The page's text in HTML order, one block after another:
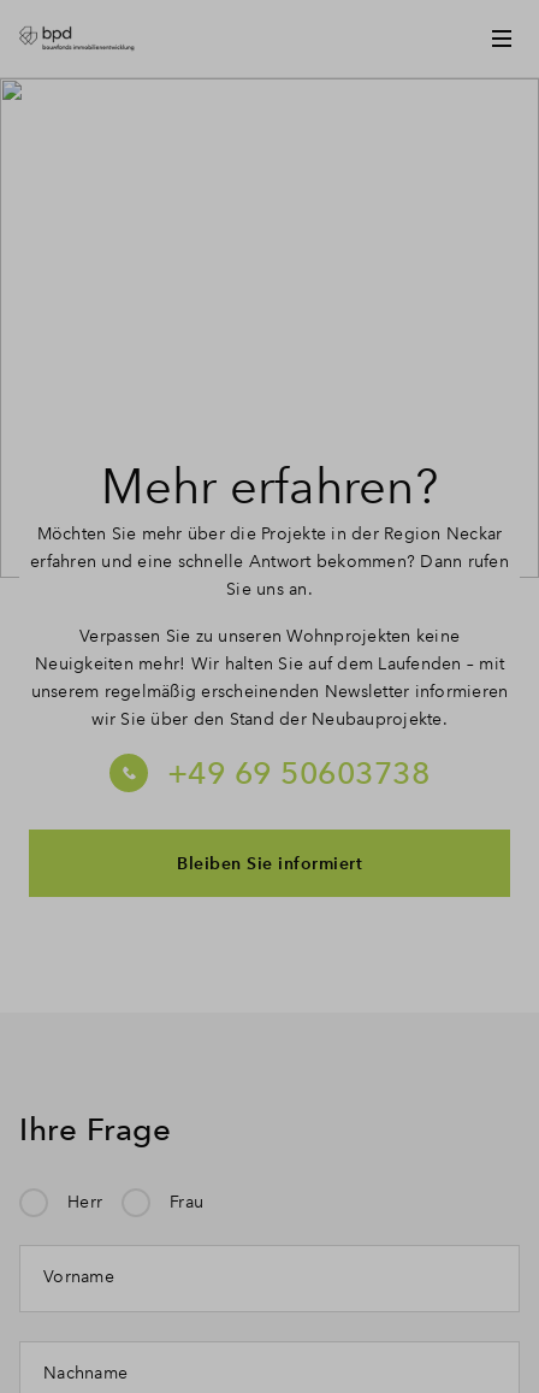
Mehr erfahren?
Möchten Sie mehr über die Projekte in der Region Neckar
erfahren und eine schnelle Antwort bekommen? Dann rufen
Sie uns an.
Verpassen Sie zu unseren Wohnprojekten keine
Neuigkeiten mehr! Wir halten Sie auf dem Laufenden – mit
unserem regelmäßig erscheinenden Newsletter informieren
wir Sie über den Stand der Neubauprojekte.
+49 69 50603738
Bleiben Sie informiert
Ihre Frage
Herr Frau
Vorname
Nachname